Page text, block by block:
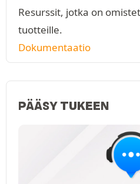
Resurssit, jotka on
tuotteille.
Dokumentaatio
PÄÄSY TUKEEN